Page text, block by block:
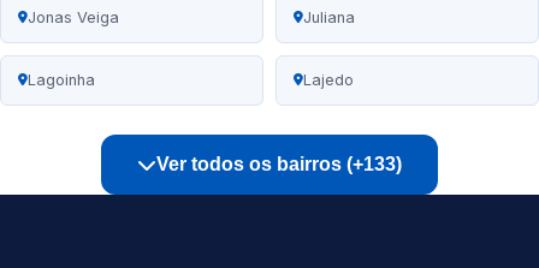
Jonas Veiga Juliana
Lagoinha Lajedo
Ver todos os bairros (+133)